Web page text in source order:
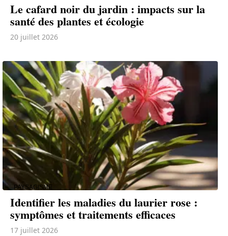
Le cafard noir du jardin : impacts sur la
santé des plantes et écologie
20 juillet 2026
PAYSAGISME
Identifier les maladies du laurier rose :
symptômes et traitements efficaces
17 juillet 2026